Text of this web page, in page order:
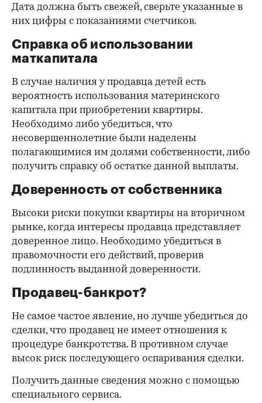
Дата должна быть свежей, сверьте указанные в
них цифры с показаниями счетчиков.
Справка об использовании
маткапитала
В случае наличия у продавца детей есть
вероятность использования материнского
капитала при приобретении квартиры.
Необходимо либо убедиться, что
несовершеннолетние были наделены
полагающимися им долями собственности, либо
получить справку об остатке данной выплаты.
Доверенность от собственника
Высоки риски покупки квартиры на вторичном
рынке, когда интересы продавца представляет
доверенное лицо. Необходимо убедиться в
правомочности его действий, проверив
подлинность выданной доверенности.
Продавец-банкрот?
Не самое частое явление, но лучше убедиться до
сделки, что продавец не имеет отношения к
процедуре банкротства. В противном случае
высок риск последующего оспаривания сделки.
Получить данные сведения можно с помощью
специального сервиса.